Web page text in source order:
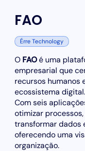
FAO
Érre Technology
O FAOé uma
empresarial que
recursos humanos
ecossistema digital.
Com seis
otimizar
transformar dados
oferecendo uma
organização.